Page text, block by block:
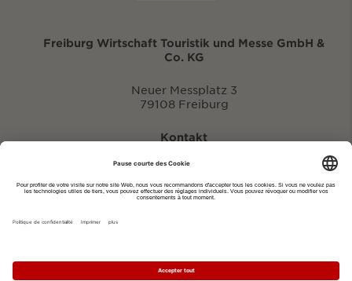
Freiburg Wirtschaft Touristik und Messe GmbH &
Co. KG
Neuer Messplatz 3
79108 Freiburg
Kontakt
eventportal@fwtm.de
Imprimer